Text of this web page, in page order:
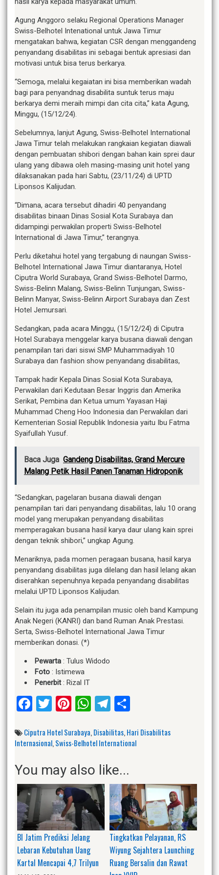
Agung Anggoro selaku Regional Operations Manager
Swiss-Belhotel Intenational untuk Jawa Timur
mengatakan bahwa, kegiatan CSR dengan menggandeng
penyandang disabilitas ini sebagai bentuk apresiasi dan
motivasi untuk bisa terus berkarya.
“Semoga, melalui kegaiatan ini bisa memberikan wadah
bagi para penyandnag disabilita suntuk terus maju
berkarya demi meraih mimpi dan cita cita,” kata Agung,
Minggu, (15/12/24).
Sebelumnya, lanjut Agung, Swiss-Belhotel International
Jawa Timur telah melakukan rangkaian kegiatan diawali
dengan pembuatan shibori dengan bahan kain sprei daur
ulang yang dibawa oleh masing-masing unit hotel yang
dilaksanakan pada hari Sabtu, (23/11/24) di UPTD
Liponsos Kalijudan.
“Dimana, acara tersebut dihadiri 40 penyandang
disabilitas binaan Dinas Sosial Kota Surabaya dan
didampingi perwakilan properti Swiss-Belhotel
International di Jawa Timur,” terangnya.
Perlu diketahui hotel yang tergabung di naungan Swiss-
Belhotel International Jawa Timur diantaranya, Hotel
Ciputra World Surabaya, Grand Swiss-Belhotel Darmo,
Swiss-Belinn Malang, Swiss-Belinn Tunjungan, Swiss-
Belinn Manyar, Swiss-Belinn Airport Surabaya dan Zest
Hotel Jemursari.
Sedangkan, pada acara Minggu, (15/12/24) di Ciputra
Hotel Surabaya menggelar karya busana diawali dengan
penampilan tari dari siswi SMP Muhammadiyah 10
Surabaya dan fashion show penyandang disabilitas,
Tampak hadir Kepala Dinas Sosial Kota Surabaya,
Perwakilan dari Kedutaan Besar Inggris dan Amerika
Serikat, Pembina dan Ketua umum Yayasan Haji
Muhammad Cheng Hoo Indonesia dan Perwakilan dari
Kementerian Sosial Republik Indonesia yaitu Ibu Fatma
Syaifullah Yusuf.
Baca Juga Gandeng Disabilitas, Grand Mercure
Malang Petik Hasil Panen Tanaman Hidroponik
“Sedangkan, pagelaran busana diawali dengan
penampilan tari dari penyandang disabilitas, lalu 10 orang
model yang merupakan penyandang disabilitas
memperagakan busana hasil karya daur ulang kain sprei
dengan teknik shibori,” ungkap Agung.
Menariknya, pada momen peragaan busana, hasil karya
penyandang disabilitas juga dilelang dan hasil lelang akan
diserahkan sepenuhnya kepada penyandang disabilitas
melalui UPTD Liponsos Kalijudan.
Selain itu juga ada penampilan music oleh band Kampung
Anak Negeri (KANRI) dan band Ruman Anak Prestasi.
Serta, Swiss-Belhotel International Jawa Timur
memberikan donasi. (*)
Pewarta : Tulus Widodo
Foto : Istimewa
Penerbit: Rizal IT
Facebook
Twitter
Pinterest
WhatsApp
Telegram
Ciputra Hotel Surabaya,Disabilitas,Hari Disabilitas
Internasional,Swiss-Belhotel International
You may also like...
BI Jatim Prediksi Jelang
Lebaran Kebutuhan Uang
Kartal Mencapai 4,7 Trilyun
Tingkatkan Pelayanan, RS
Wiyung Sejahtera Launching
Ruang Bersalin dan Rawat